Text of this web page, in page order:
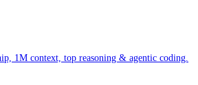
1M context, top reasoning & agentic coding.